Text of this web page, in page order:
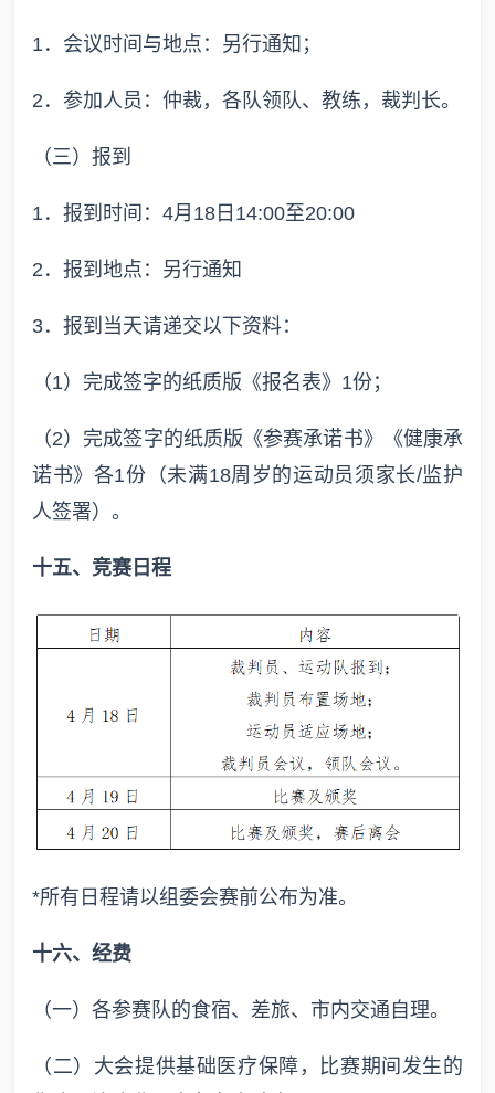
1．会议时间与地点：另行通知；
2．参加人员：仲裁，各队领队、教练，裁判长。
（三）报到
1．报到时间：4月18日14:00至20:00
2．报到地点：另行通知
3．报到当天请递交以下资料：
（1）完成签字的纸质版《报名表》1份；
（2）完成签字的纸质版《参赛承诺书》《健康承
诺书》各1份（未满18周岁的运动员须家长/监护
人签署）。
十五、竞赛日程
*所有日程请以组委会赛前公布为准。
十六、经费
（一）各参赛队的食宿、差旅、市内交通自理。
（二）大会提供基础医疗保障，比赛期间发生的